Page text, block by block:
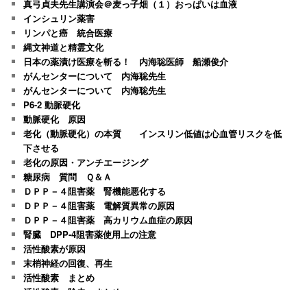
真弓貞夫先生講演会＠麦っ子畑（１）おっぱいは血液
インシュリン薬害
リンパと癌 統合医療
縄文神道と精霊文化
日本の薬漬け医療を斬る！ 内海聡医師 船瀬俊介
がんセンターについて 内海聡先生
がんセンターについて 内海聡先生
P6-2 動脈硬化
動脈硬化 原因
老化（動脈硬化）の本質 インスリン低値は心血管リスクを低
下させる
老化の原因・アンチエージング
糖尿病 質問 Ｑ＆Ａ
ＤＰＰ－４阻害薬 腎機能悪化する
ＤＰＰ－４阻害薬 電解質異常の原因
ＤＰＰ－４阻害薬 高カリウム血症の原因
腎臓 DPP-4阻害薬使用上の注意
活性酸素が原因
末梢神経の回復、再生
活性酸素 まとめ